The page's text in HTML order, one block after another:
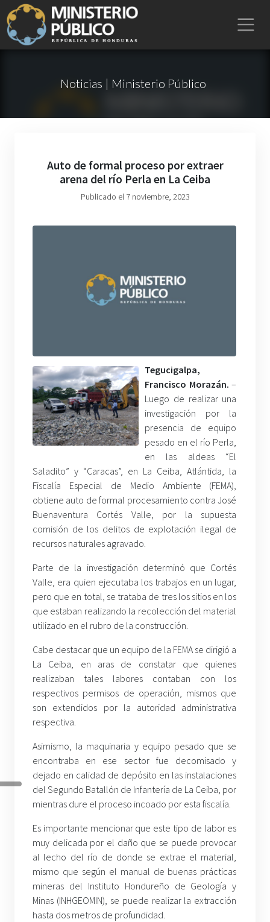
Noticias | Ministerio Público
Auto de formal proceso por extraer
arena del río Perla en La Ceiba
Publicado el 7 noviembre, 2023
Tegucigalpa,
Francisco Morazán. –
Luego de realizar una
investigación por la
presencia de equipo
pesado en el río Perla,
en las aldeas “El
Saladito” y “Caracas”, en La Ceiba, Atlántida, la
Fiscalía Especial de Medio Ambiente (FEMA),
obtiene auto de formal procesamiento contra José
Buenaventura Cortés Valle, por la supuesta
comisión de los delitos de explotación ilegal de
recursos naturales agravado.
Parte de la investigación determinó que Cortés
Valle, era quien ejecutaba los trabajos en un lugar,
pero que en total, se trataba de tres los sitios en los
que estaban realizando la recolección del material
utilizado en el rubro de la construcción.
Cabe destacar que un equipo de la FEMA se dirigió a
La Ceiba, en aras de constatar que quienes
realizaban tales labores contaban con los
respectivos permisos de operación, mismos que
son extendidos por la autoridad administrativa
respectiva.
Asimismo, la maquinaria y equipo pesado que se
encontraba en ese sector fue decomisado y
dejado en calidad de depósito en las instalaciones
del Segundo Batallón de Infantería de La Ceiba, por
mientras dure el proceso incoado por esta fiscalía.
Es importante mencionar que este tipo de labor es
muy delicada por el daño que se puede provocar
al lecho del río de donde se extrae el material,
mismo que según el manual de buenas prácticas
mineras del Instituto Hondureño de Geología y
Minas (INHGEOMIN), se puede realizar la extracción
hasta dos metros de profundidad.